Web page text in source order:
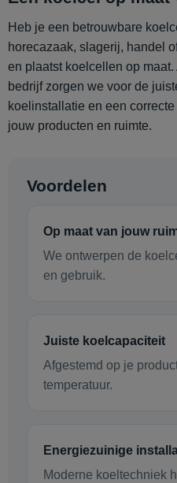
Heb je een betrouwbare
horecazaak, slagerij, handel
en plaatst koelcellen op
bedrijf zorgen we voor de
koelinstallatie en een
jouw producten en ruimte.
Voordelen
Op maat van jouw
We ontwerpen de
en gebruik.
Juiste koelcapaciteit
Afgestemd op je
temperatuur.
Energiezuinige
Moderne koeltechniek